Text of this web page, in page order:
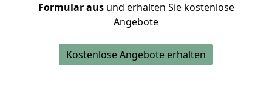
Formular ausund erhalten Sie kostenlose
Angebote
Kostenlose Angebote erhalten